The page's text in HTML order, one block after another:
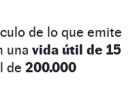
de lo que emite
una vida útil de 15
de 200.000